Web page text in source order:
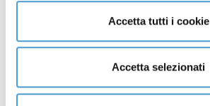
Accetta tutti i cookie
Accetta selezionati
vulnerabili: arriva il motore di
ricerca Arera
Elettricità: modalità di